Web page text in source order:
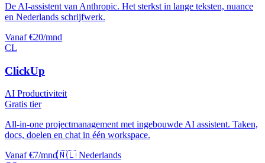
De AI-assistent van Anthropic. Het sterkst in lange teksten, nuance
en Nederlands schrijfwerk.
Vanaf €20/mnd
CL
ClickUp
AI Productiviteit
Gratis tier
All-in-one projectmanagement met ingebouwde AI assistent. Taken,
docs, doelen en chat in één workspace.
Vanaf €7/mnd🇳🇱 Nederlands